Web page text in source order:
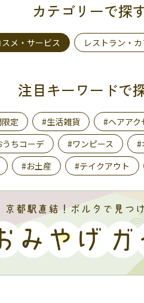
カテゴリーで探
メ・サービス レストラン・カ
注目キーワードで
定 #生活雑貨 #ヘアアク
うちコーデ #ワンピース #
#お土産 #テイクアウト